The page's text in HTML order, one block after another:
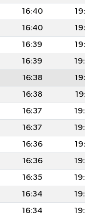
16:40
16:40
16:39
16:39
16:38
16:38
16:37
16:37
16:36
16:36
16:35
16:34
16:34